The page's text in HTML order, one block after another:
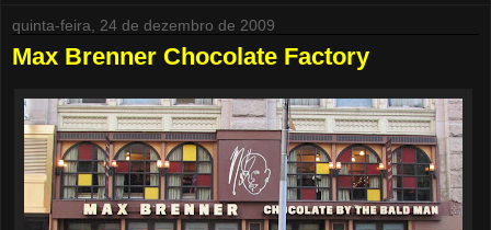
quinta-feira, 24 de dezembro de 2009
Max Brenner Chocolate Factory